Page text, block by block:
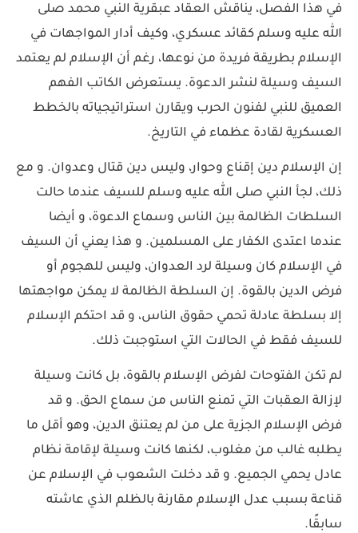
في هذا الفصل، يناقش العقاد عبقرية النبي محمد صلى
الله عليه وسلم كقائد عسكري، وكيف أدار المواجهات في
الإسلام بطريقة فريدة من نوعها، رغم أن الإسلام لم يعتمد
السيف وسيلة لنشر الدعوة. يستعرض الكاتب الفهم
العميق للنبي لفنون الحرب ويقارن استراتيجياته بالخطط
العسكرية لقادة عظماء في التاريخ.
إن الإسلام دين إقناع وحوار، وليس دين قتال وعدوان. و مع
ذلك، لجأ النبي صلى الله عليه وسلم للسيف عندما حالت
السلطات الظالمة بين الناس وسماع الدعوة، و أيضا
عندما اعتدى الكفار على المسلمين. و هذا يعني أن السيف
في الإسلام كان وسيلة لرد العدوان، وليس للهجوم أو
فرض الدين بالقوة. إن السلطة الظالمة لا يمكن مواجهتها
إلا بسلطة عادلة تحمي حقوق الناس، و قد احتكم الإسلام
للسيف فقط في الحالات التي استوجبت ذلك.
لم تكن الفتوحات لفرض الإسلام بالقوة، بل كانت وسيلة
لإزالة العقبات التي تمنع الناس من سماع الحق. و قد
فرض الإسلام الجزية على من لم يعتنق الدين، وهو أقل ما
يطلبه غالب من مغلوب، لكنها كانت وسيلة لإقامة نظام
عادل يحمي الجميع. و قد دخلت الشعوب في الإسلام عن
قناعة بسبب عدل الإسلام مقارنة بالظلم الذي عاشته
سابقًا.